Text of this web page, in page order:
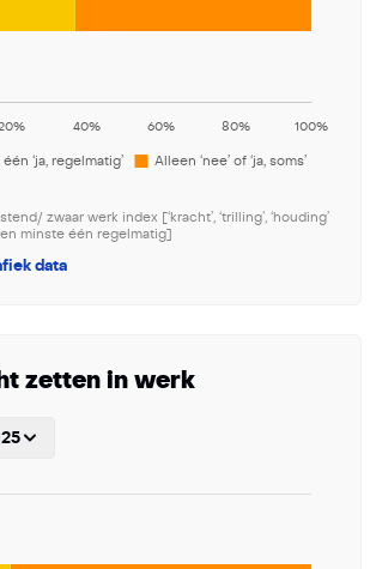
zwaar werk index [‘kracht’, ‘trilling’, ‘houding’
minste één regelmatig]
data
zetten in werk